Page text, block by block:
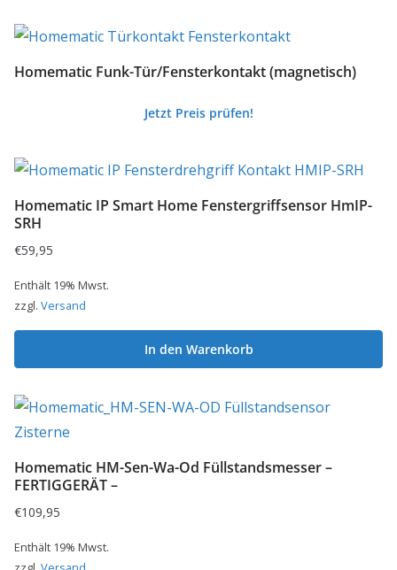
Homematic Funk-Tür/Fensterkontakt (magnetisch)
Jetzt Preis prüfen!
Homematic IP Smart Home Fenstergriffsensor HmIP-
SRH
€59,95
Enthält 19% Mwst.
zzgl. Versand
In den Warenkorb
Homematic HM-Sen-Wa-Od Füllstandsmesser –
FERTIGGERÄT –
€109,95
Enthält 19% Mwst.